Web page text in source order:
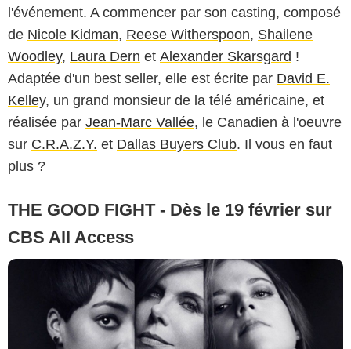
l'événement. A commencer par son casting, composé
de Nicole Kidman, Reese Witherspoon, Shailene
Woodley, Laura Dern et Alexander Skarsgard !
Adaptée d'un best seller, elle est écrite par David E.
Kelley, un grand monsieur de la télé américaine, et
réalisée par Jean-Marc Vallée, le Canadien à l'oeuvre
sur C.R.A.Z.Y. et Dallas Buyers Club. Il vous en faut
plus ?
THE GOOD FIGHT - Dès le 19 février sur
CBS All Access